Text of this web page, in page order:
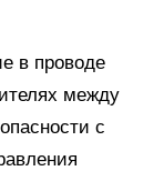
в проводе
между
с